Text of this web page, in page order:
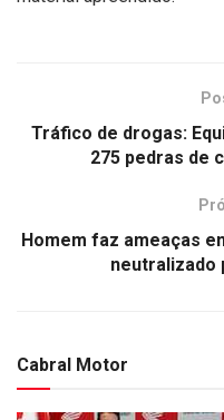
Tráfico de drogas:
275 pedras de
Homem faz ameaças
neutralizado
Cabral Motor